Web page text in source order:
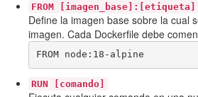
FROM [imagen_base]:[etiqueta]
Define la imagen base sobre la cual
imagen. Cada Dockerfile debe
FROM node:18-alpine
RUN [comando]